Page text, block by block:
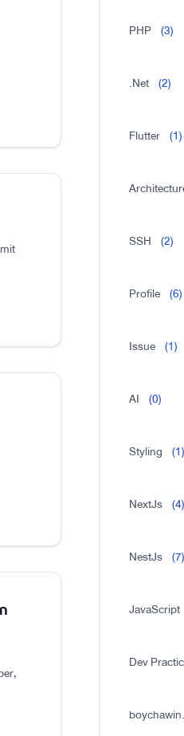
PHP (3)
.Net (2)
Flutter (1)
SSH (2)
Profile (6)
Issue (1)
AI (0)
Styling (1)
NextJs (4)
NestJs (7)
JavaScript
Dev